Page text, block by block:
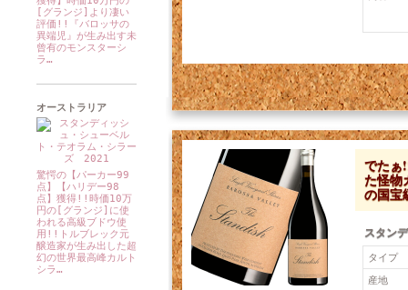
[グランジ]より凄い
評価!!『バロッサの
異端児』が生み出す未
曾有のモンスターシ
ラ…
オーストラリア
驚愕の【パーカー99
点】【ハリデー98
点】獲得!!時価10万
円の[グランジ]に使
われる高級ブドウ使
用!!トルブレック元
醸造家が生み出した超
幻の世界最高峰カルト
シラ…
でたぁ
た怪物
の国宝
スタン
タイプ
産地